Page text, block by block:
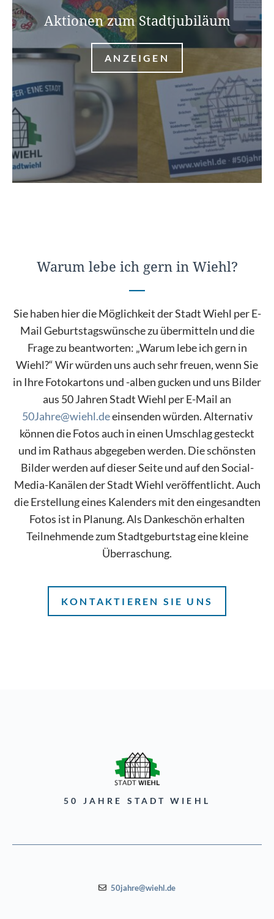
Aktionen zum Stadtjubiläum
ANZEIGEN
Warum lebe ich gern in Wiehl?
Sie haben hier die Möglichkeit der Stadt Wiehl per E-
Mail Geburtstagswünsche zu übermitteln und die
Frage zu beantworten: „Warum lebe ich gern in
Wiehl?“ Wir würden uns auch sehr freuen, wenn Sie
in Ihre Fotokartons und -alben gucken und uns Bilder
aus 50 Jahren Stadt Wiehl per E-Mail an
50Jahre@wiehl.deeinsenden würden. Alternativ
können die Fotos auch in einen Umschlag gesteckt
und im Rathaus abgegeben werden. Die schönsten
Bilder werden auf dieser Seite und auf den Social-
Media-Kanälen der Stadt Wiehl veröffentlicht. Auch
die Erstellung eines Kalenders mit den eingesandten
Fotos ist in Planung. Als Dankeschön erhalten
Teilnehmende zum Stadtgeburtstag eine kleine
Überraschung.
KONTAKTIEREN SIE UNS
50 JAHRE STADT WIEHL
50jahre@wiehl.de